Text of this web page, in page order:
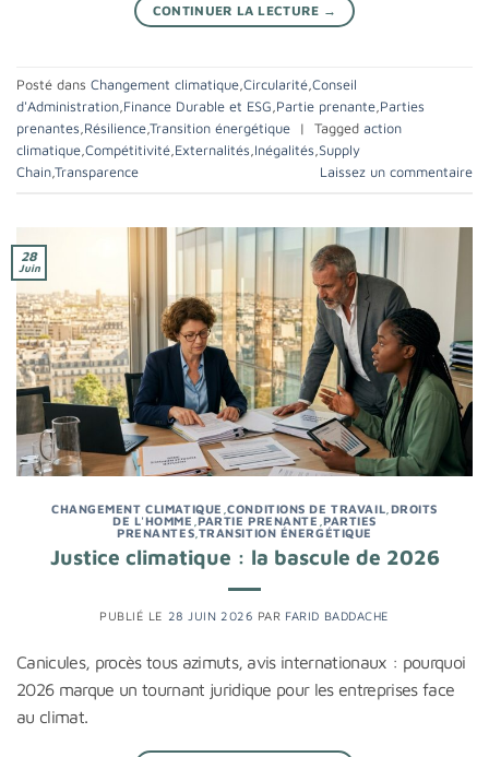
CONTINUER LA LECTURE →
Posté dans Changement climatique,Circularité,Conseil
d'Administration,Finance Durable et ESG,Partie prenante,Parties
prenantes,Résilience,Transition énergétique | Tagged action
climatique,Compétitivité,Externalités,Inégalités,Supply
Chain,Transparence Laissez un commentaire
28
Juin
CHANGEMENT CLIMATIQUE ,CONDITIONS DE TRAVAIL DROITS
DE L'HOMME ,PARTIE PRENANTE ,PARTIES
PRENANTES, TRANSITION ÉNERGÉTIQUE
Justice climatique : la bascule de 2026
PUBLIÉ LE 28 JUIN 2026 PAR FARID BADDACHE
Canicules, procès tous azimuts, avis internationaux : pourquoi
2026 marque un tournant juridique pour les entreprises face
au climat.